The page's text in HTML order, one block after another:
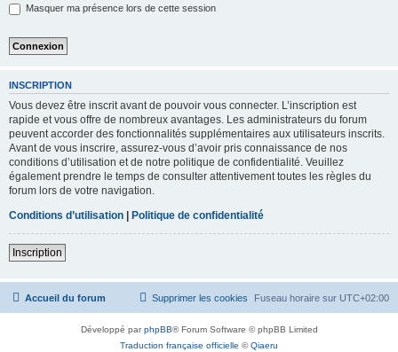
Masquer ma présence lors de cette session
INSCRIPTION
Vous devez être inscrit avant de pouvoir vous connecter. L’inscription est
rapide et vous offre de nombreux avantages. Les administrateurs du forum
peuvent accorder des fonctionnalités supplémentaires aux utilisateurs inscrits.
Avant de vous inscrire, assurez-vous d’avoir pris connaissance de nos
conditions d’utilisation et de notre politique de confidentialité. Veuillez
également prendre le temps de consulter attentivement toutes les règles du
forum lors de votre navigation.
Conditions d’utilisation
Politique de confidentialité
Inscription
Accueil du forum Fuseau horaire sur UTC+02:00
Supprimer les cookies
Développé parphpBB® Forum Software © phpBB Limited
Traduction française officielle ©Qiaeru